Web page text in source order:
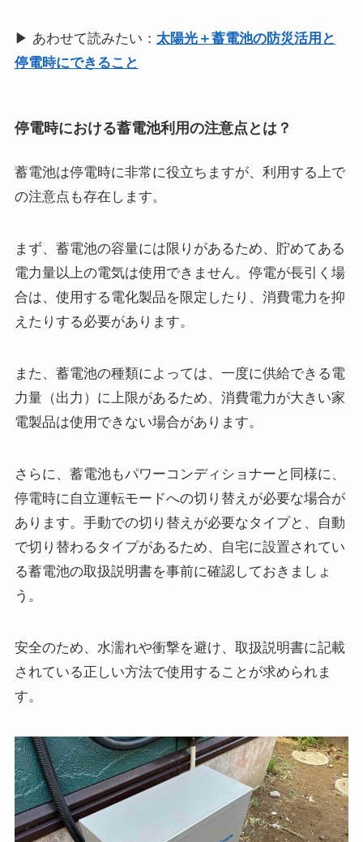
▶ あわせて読みたい： 太陽光＋蓄電池の防災活用と
停電時にできること
停電時における蓄電池利用の注意点とは？
蓄電池は停電時に非常に役立ちますが、利用する上で
の注意点も存在します。
まず、蓄電池の容量には限りがあるため、貯めてある
電力量以上の電気は使用できません。停電が長引く場
合は、使用する電化製品を限定したり、消費電力を抑
えたりする必要があります。
また、蓄電池の種類によっては、一度に供給できる電
力量（出力）に上限があるため、消費電力が大きい家
電製品は使用できない場合があります。
さらに、蓄電池もパワーコンディショナーと同様に、
停電時に自立運転モードへの切り替えが必要な場合が
あります。手動での切り替えが必要なタイプと、自動
で切り替わるタイプがあるため、自宅に設置されてい
る蓄電池の取扱説明書を事前に確認しておきましょ
う。
安全のため、水濡れや衝撃を避け、取扱説明書に記載
されている正しい方法で使用することが求められま
す。